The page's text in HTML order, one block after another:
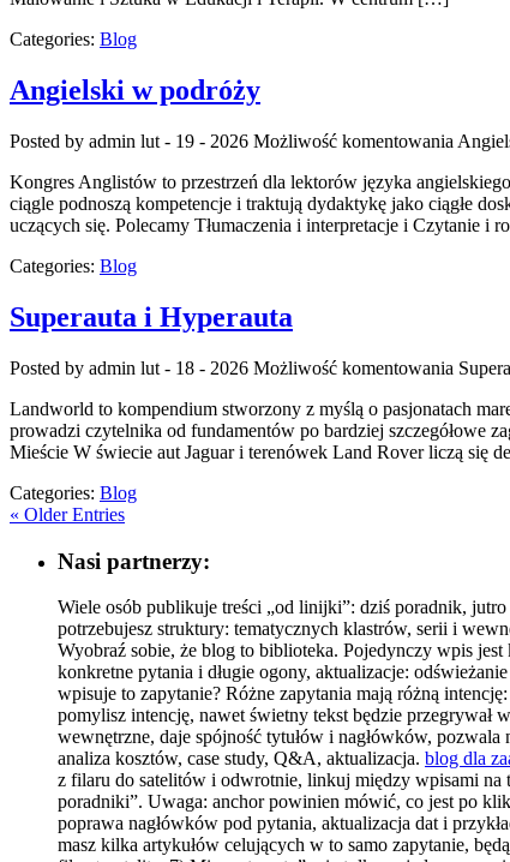
Categories: Blog
Angielski w podróży
Posted by admin lut - 19 - 2026 Możliwość komentowania
Kongres Anglistów to przestrzeń dla lektorów języka
ciągle podnoszą kompetencje i traktują dydaktykę jako ciągłe
uczących się. Polecamy Tłumaczenia i interpretacje i Czytanie i
Categories: Blog
Superauta i Hyperauta
Posted by admin lut - 18 - 2026 Możliwość komentowania
Landworld to kompendium stworzony z myślą o pasjonatach
prowadzi czytelnika od fundamentów po bardziej szczegółowe
Mieście W świecie aut Jaguar i terenówek Land Rover liczą się
Categories: Blog
« Older Entries
Nasi partnerzy:
Wiele osób publikuje treści „od linijki”: dziś poradnik,
potrzebujesz struktury: tematycznych klastrów, serii i
Wyobraź sobie, że blog to biblioteka. Pojedynczy wpis jest
konkretne pytania i długie ogony, aktualizacje:
wpisuje to zapytanie? Różne zapytania mają różną
pomylisz intencję, nawet świetny tekst będzie
wewnętrzne, daje spójność tytułów i nagłówków,
analiza kosztów, case study, Q&A, aktualizacja. blog dla
z filaru do satelitów i odwrotnie, linkuj między wpisami na
poradniki”. Uwaga: anchor powinien mówić, co jest po
poprawa nagłówków pod pytania, aktualizacja dat i
masz kilka artykułów celujących w to samo zapytanie,